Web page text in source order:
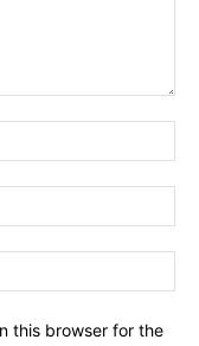
this browser for the